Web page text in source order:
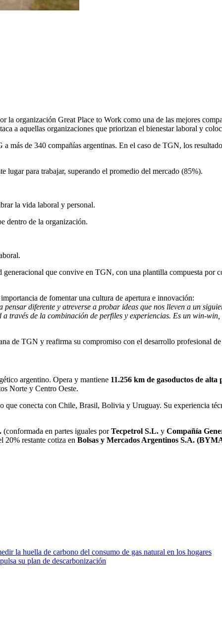
organización Great Place to Work como una de las mejores
a aquellas organizaciones que priorizan el bienestar laboral y
más de 340 compañías argentinas. En el caso de TGN, los
lugar para trabajar, superando el promedio del mercado (85%).
la vida laboral y personal.
dentro de la organización.
que convive en TGN, con una plantilla compuesta por
de fomentar una cultura de apertura e innovación:
diferente y atreverse a probar ideas que nos lleven a un
través de la combinación de perfiles y experiencias. Es un win-
de TGN y reafirma su compromiso con el desarrollo profesional
argentino. Opera y mantiene 11.256 km de gasoductos de alta
Norte y Centro Oeste.
que conecta con Chile, Brasil, Bolivia y Uruguay. Su experiencia
(conformada en partes iguales porTecpetrol S.L. y Compañía
20% restante cotiza en Bolsas y Mercados Argentinos S.A.
la huella de carbono del consumo de gas natural en los hogares
su plan de descarbonización